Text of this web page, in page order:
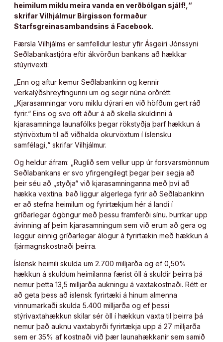
heimilum miklu meira vanda en verðbólgan sjálf!,“
skrifar Vilhjálmur Birgisson formaður
Starfsgreinasambandsins á Facebook.
Færsla Vilhjálms er samfelldur lestur yfir Ásgeiri Jónssyni
Seðlabankastjóra eftir ákvörðun bankans að hækkar
stúyrivexti:
„Enn og aftur kemur Seðlabankinn og kennir
verkalýðshreyfingunni um og segir núna orðrétt:
„Kjarasamningar voru miklu dýrari en við höfðum gert ráð
fyrir.“ Eins og svo oft áður á að skella skuldinni á
kjarasamninga launafólks þegar rökstyðja þarf hækkun á
stýrivöxtum til að viðhalda okurvöxtum í íslensku
samfélagi,“ skrifar Vilhjálmur.
Og heldur áfram: „Ruglið sem vellur upp úr forsvarsmönnum
Seðlabankans er svo yfirgengilegt þegar þeir segja að
þeir séu að „styðja“ við kjarasamninganna með því að
hækka vextina. Það liggur algerlega fyrir að Seðlabankinn
er að stefna heimilum og fyrirtækjum hér á landi í
gríðarlegar ógöngur með þessu framferði sínu. Þurrkar upp
ávinning af þeim kjarasamningum sem við erum að gera og
leggur einnig gríðarlegar álögur á fyrirtækin með hækkun á
fjármagnskostnaði þeirra.
Íslensk heimili skulda um 2.700 milljarða og ef 0,50%
hækkun á skuldum heimilanna færist öll á skuldir þeirra þá
nemur þetta 13,5 milljarða aukningu á vaxtakostnaði. Rétt er
að geta þess að íslensk fyrirtæki á hinum almenna
vinnumarkaði skulda 5.400 milljarða og ef þessi
stýrivaxtahækkun skilar sér öll í hækkun vaxta til þeirra þá
nemur það auknu vaxtabyrði fyrirtækja upp á 27 milljarða
sem er 35% af kostnaði við þær launahækkanir sem samið